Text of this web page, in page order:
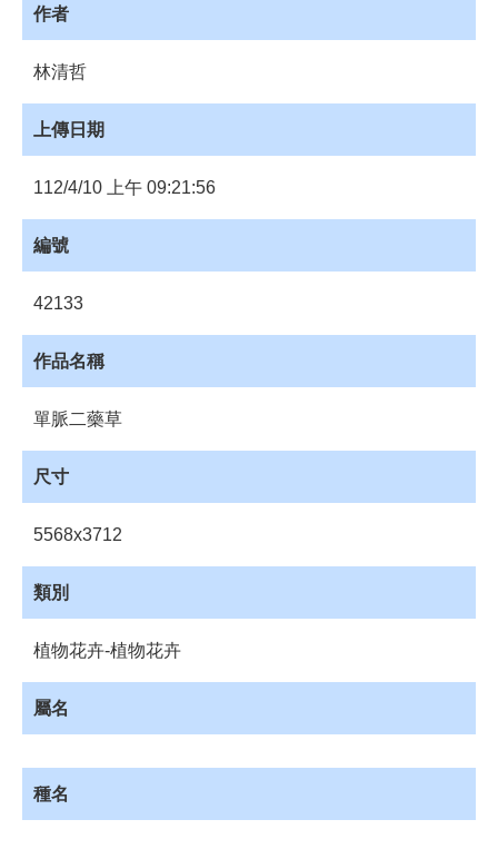
專
區
館
員
網
站
購
物
載
理
資
理
藏
作者
林清哲
上傳日期
112/4/10 上午 09:21:56
編號
42133
作品名稱
單脈二藥草
尺寸
5568x3712
類別
植物花卉-植物花卉
屬名
種名